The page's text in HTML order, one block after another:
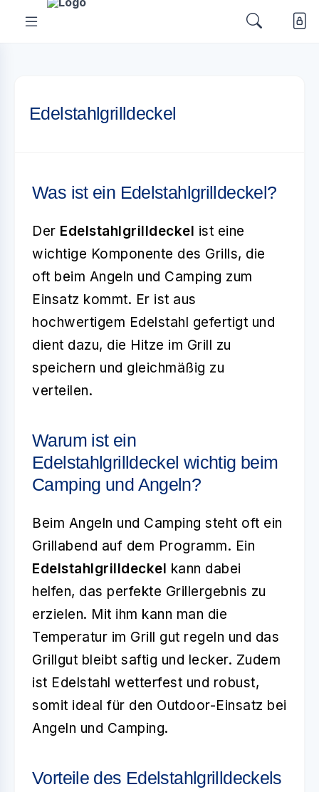
Edelstahlgrilldeckel
Was ist ein Edelstahlgrilldeckel?
Der Edelstahlgrilldeckel ist eine
wichtige Komponente des Grills, die
oft beim Angeln und Camping zum
Einsatz kommt. Er ist aus
hochwertigem Edelstahl gefertigt und
dient dazu, die Hitze im Grill zu
speichern und gleichmäßig zu
verteilen.
Warum ist ein
Edelstahlgrilldeckel wichtig beim
Camping und Angeln?
Beim Angeln und Camping steht oft ein
Grillabend auf dem Programm. Ein
Edelstahlgrilldeckel kann dabei
helfen, das perfekte Grillergebnis zu
erzielen. Mit ihm kann man die
Temperatur im Grill gut regeln und das
Grillgut bleibt saftig und lecker. Zudem
ist Edelstahl wetterfest und robust,
somit ideal für den Outdoor-Einsatz bei
Angeln und Camping.
Vorteile des Edelstahlgrilldeckels